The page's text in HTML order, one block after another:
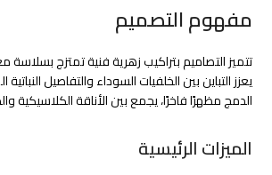
مفهوم التصميم
تتميز التصاميم بتراكيب زهرية فنية تمتزج
يعزز التباين بين الخلفيات السوداء والتفاصيل
الدمج مظهرًا فاخرًا، يجمع بين الأناقة الكلاسيكية
الميزات الرئيسية